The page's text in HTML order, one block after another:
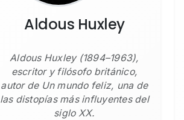
Aldous Huxley
Aldous Huxley (1894–1963),
escritor y filósofo británico,
autor de Un mundo feliz, una de
las distopías más influyentes del
siglo XX.